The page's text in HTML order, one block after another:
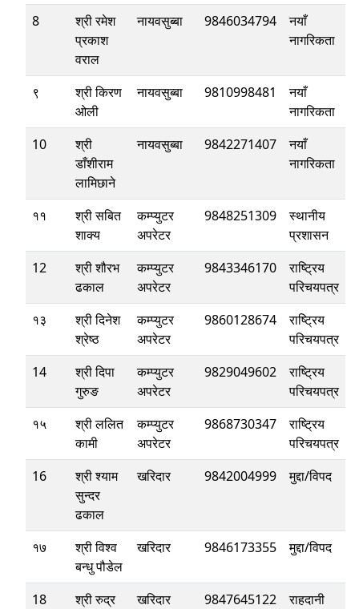
8
श्री रमेश
प्रकाश
वराल
नायवसुब्बा 9846034794
नयाँ
नागरिकता
९
श्री किरण
ओली
नायवसुब्बा 9810998481
नयाँ
नागरिकता
10
श्री
डाँशीराम
लामिछाने
नायवसुब्बा 9842271407
नयाँ
नागरिकता
११
श्री सबित
शाक्य
कम्प्युटर
अपरेटर
9848251309
स्थानीय
प्रशासन
12
श्री शौरभ
ढकाल
कम्प्युटर
अपरेटर
9843346170
राष्ट्रिय
परिचयपत्र
१३
श्री दिनेश
श्रेष्‍ठ
कम्प्युटर
अपरेटर
9860128674
राष्ट्रिय
परिचयपत्र
14
श्री दिपा
गुरुङ
कम्प्युटर
अपरेटर
9829049602
राष्ट्रिय
परिचयपत्र
१५
श्री ललित
कामी
कम्प्युटर
अपरेटर
9868730347
राष्ट्रिय
परिचयपत्र
16
श्री श्याम
सुन्दर
ढकाल
खरिदार 9842004999 मुद्दा/विपद
१७
श्री विश्व
बन्धु पौडेल
खरिदार 9846173355 मुद्दा/विपद
18
श्री रुद्र
खरिदार 9847645122 राहदानी